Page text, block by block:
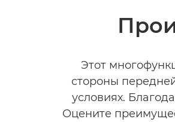
Этот
стороны
условиях.
Оцените